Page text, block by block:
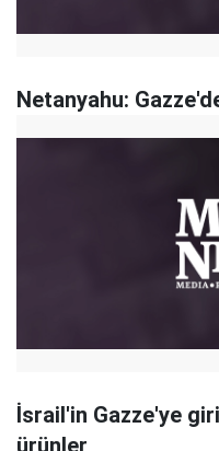
Netanyahu:
İsrail'in Gazze'ye